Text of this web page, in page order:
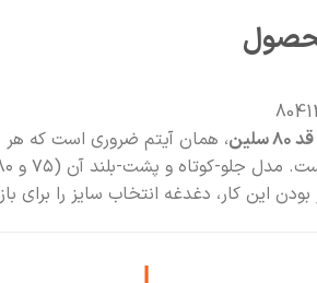
، همان آیتم ضروری است که هر
کار، دغدغه انتخاب سایز را برای بازه ۳۶ تا ۴۶ از بین برده